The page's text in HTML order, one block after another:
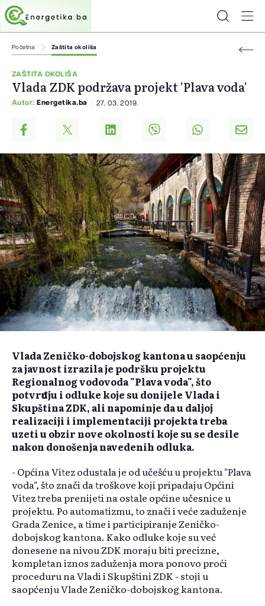
Početna Zaštita okoliša
ZAŠTITA OKOLIŠA
Vlada ZDK podržava projekt 'Plava voda'
Autor: Energetika.ba 27. 03. 2019.
Vlada Zeničko-dobojskog kantona u saopćenju
za javnost izrazila je podršku projektu
Regionalnog vodovoda "Plava voda", što
potvrđuju i odluke koje su donijele Vlada i
Skupština ZDK, ali napominje da u daljoj
realizaciji i implementaciji projekta treba
uzeti u obzir nove okolnosti koje su se desile
nakon donošenja navedenih odluka.
- Općina Vitez odustala je od učešću u projektu "Plava
voda", što znači da troškove koji pripadaju Općini
Vitez treba prenijeti na ostale općine učesnice u
projektu. Po automatizmu, to znači i veće zaduženje
Grada Zenice, a time i participiranje Zeničko-
dobojskog kantona. Kako odluke koje su već
donesene na nivou ZDK moraju biti precizne,
kompletan iznos zaduženja mora ponovo proći
proceduru na Vladi i Skupštini ZDK - stoji u
saopćenju Vlade Zeničko-dobojskog kantona.